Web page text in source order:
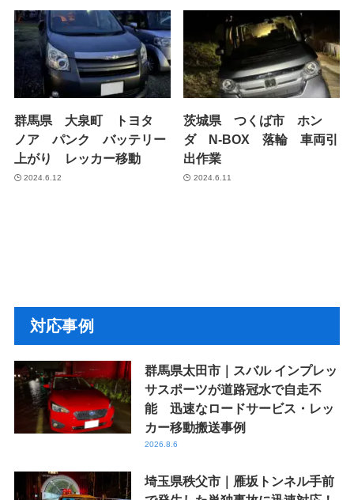
群馬県 大泉町 トヨタ
ノア パンク バッテリー
上がり レッカー移動
2024.6.12
茨城県 つくば市 ホン
ダ N-BOX 落輪 車両引
出作業
2024.6.11
対応事例
群馬県太田市｜スバル インプレッ
サスポーツが道路冠水で自走不
能 迅速なロードサービス・レッ
カー移動搬送事例
2026.8.6
埼玉県秩父市｜雁坂トンネル手前